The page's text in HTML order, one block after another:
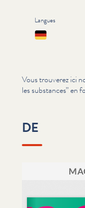
Langues
Deutsch
Vous trouverez ici
les substances” en
DE